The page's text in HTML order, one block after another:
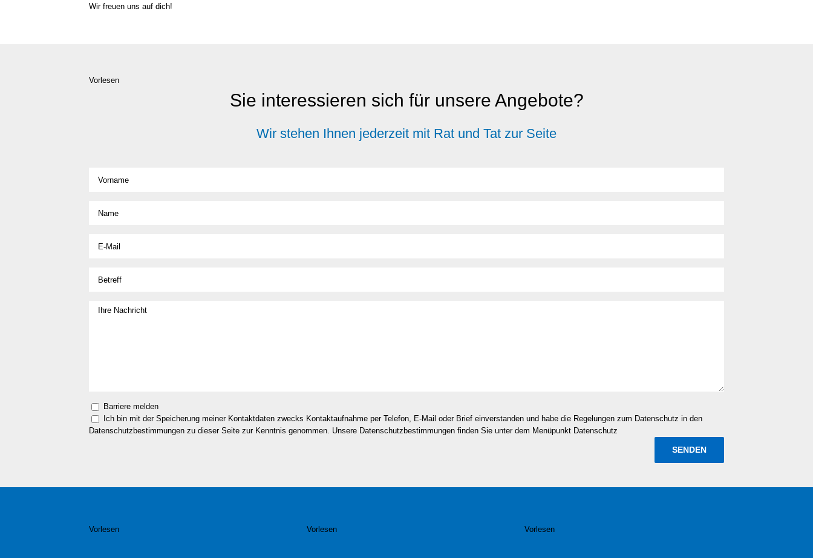
Wir freu­en uns auf dich!
Vorlesen
Sie interessieren sich für unsere Angebote?
Wir stehen Ihnen jederzeit mit Rat und Tat zur Seite
Barriere melden
Ich bin mit der Speicherung meiner Kontaktdaten zwecks Kontaktaufnahme per Telefon, E-Mail oder Brief einverstanden und habe die Regelungen zum Datenschutz in den
Datenschutzbestimmungen zu dieser Seite zur Kenntnis genommen. Unsere Datenschutzbestimmungen finden Sie unter dem Menüpunkt Datenschutz
Vorlesen Vorlesen Vorlesen